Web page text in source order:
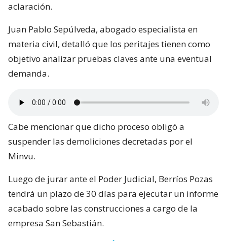
aclaración.
Juan Pablo Sepúlveda, abogado especialista en
materia civil, detalló que los peritajes tienen como
objetivo analizar pruebas claves ante una eventual
demanda.
Cabe mencionar que dicho proceso obligó a
suspender las demoliciones decretadas por el
Minvu.
Luego de jurar ante el Poder Judicial, Berríos Pozas
tendrá un plazo de 30 días para ejecutar un informe
acabado sobre las construcciones a cargo de la
empresa San Sebastián.